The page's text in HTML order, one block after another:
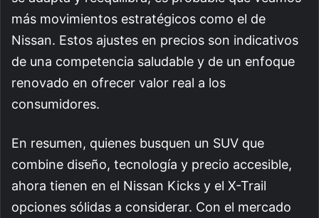
más movimientos estratégicos como el de
Nissan. Estos ajustes en precios son indicativos
de una competencia saludable y de un enfoque
renovado en ofrecer valor real a los
consumidores.
En resumen, quienes busquen un SUV que
combine diseño, tecnología y precio accesible,
ahora tienen en el Nissan Kicks y el X-Trail
opciones sólidas a considerar. Con el mercado